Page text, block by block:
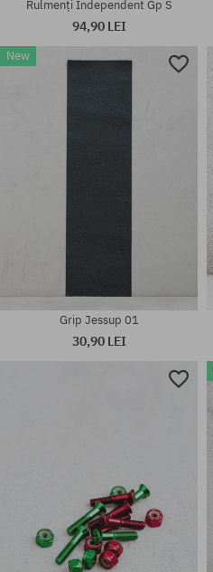
Rulmenți Independent Gp S
94,90 LEI
New
Grip Jessup 01
30,90 LEI